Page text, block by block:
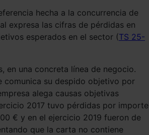
hecha a la concurrencia de
expresa las cifras de pérdidas en
esperados en el sector (TS 25-
en una concreta línea de negocio.
su despido objetivo por
alega causas objetivas
2017 tuvo pérdidas por importe
€ y en el ejercicio 2019 fueron de
que la carta no contiene